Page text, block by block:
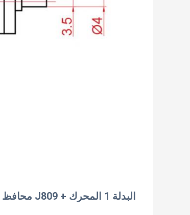
البدلة 1 المحرك + J809 محافظ + 12V5A مصدر الطاقة